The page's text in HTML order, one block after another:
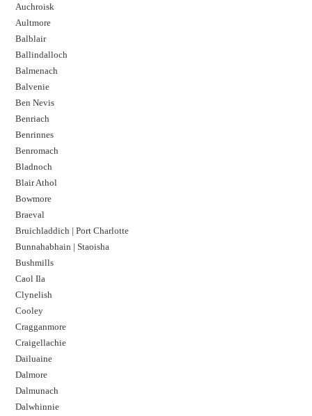
Auchroisk
Aultmore
Balblair
Ballindalloch
Balmenach
Balvenie
Ben Nevis
Benriach
Benrinnes
Benromach
Bladnoch
Blair Athol
Bowmore
Braeval
Bruichladdich | Port Charlotte
Bunnahabhain | Staoisha
Bushmills
Caol Ila
Clynelish
Cooley
Cragganmore
Craigellachie
Dailuaine
Dalmore​
Dalmunach
Dalwhinnie